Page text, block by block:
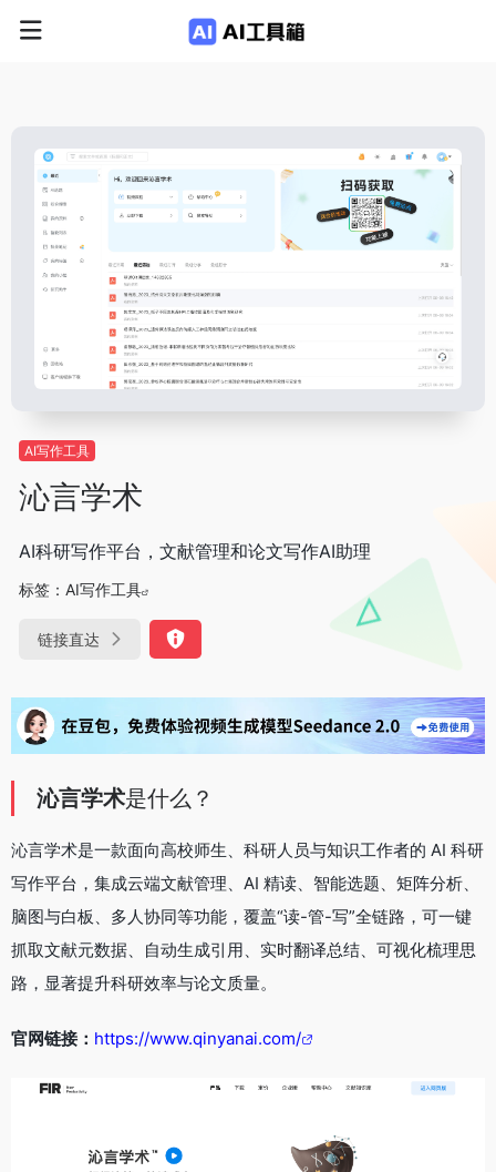
AI写作工具
沁言学术
AI科研写作平台，文献管理和论文写作AI助理
标签： AI写作工具
链接直达
沁言学术是什么？
沁言学术是一款面向高校师生、科研人员与知识工作者的 AI 科研
写作平台，集成云端文献管理、AI 精读、智能选题、矩阵分析、
脑图与白板、多人协同等功能，覆盖“读-管-写”全链路，可一键
抓取文献元数据、自动生成引用、实时翻译总结、可视化梳理思
路，显著提升科研效率与论文质量。
官网链接： https://www.qinyanai.com/